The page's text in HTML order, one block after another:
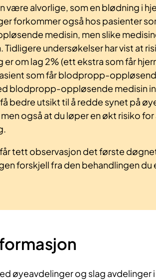
være alvorlige, som en blødning i
forkommer også hos pasienter
medisin, men slike
Tidligere undersøkelser har vist at
er om lag 2% (ett ekstra som får
som får blodpropp-
blodpropp-oppløsende medisin
bedre utsikt til å redde synet på
også at du løper en økt risiko for
tett observasjon det første
forskjell fra den behandlingen du
øyeavdelinger og slag avdelinger i